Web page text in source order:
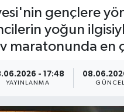
gençlere
yoğun
maratonunda en
- 17:48
YAYINLANMA